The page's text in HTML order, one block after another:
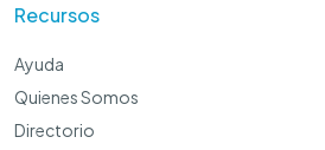
Recursos
Ayuda
Quienes Somos
Directorio